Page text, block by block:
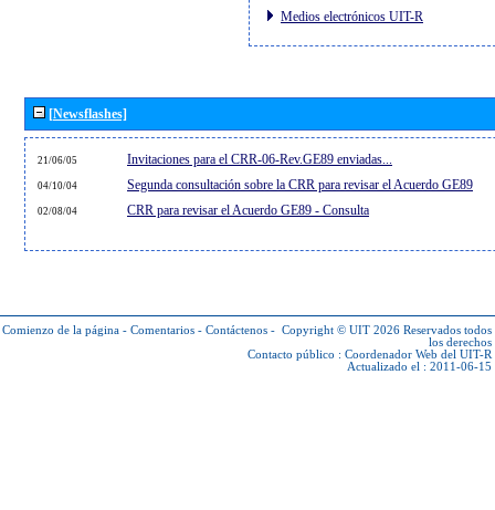
Medios electrónicos UIT-R
[Newsflashes]
21/06/05 Invitaciones para el CRR-06-Rev.GE89 enviadas...
04/10/04 Segunda consultación sobre la CRR para revisar el Acuerdo GE89
02/08/04 CRR para revisar el Acuerdo GE89 - Consulta
Comienzo de la página - Comentarios - Contáctenos - Copyright © UIT 2026 Reservados todos
los derechos
Contacto público : Coordenador Web del UIT-R
Actualizado el : 2011-06-15